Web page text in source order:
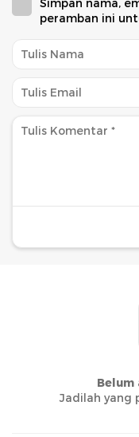
Simpan nama,
peramban ini
Jadilah yang